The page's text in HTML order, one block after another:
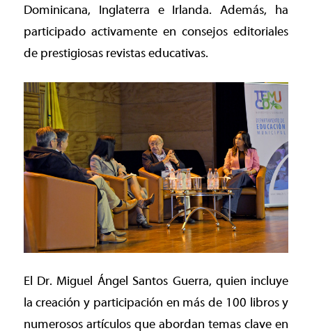
Dominicana, Inglaterra e Irlanda. Además, ha
participado activamente en consejos editoriales
de prestigiosas revistas educativas.
El Dr. Miguel Ángel Santos Guerra, quien incluye
la creación y participación en más de 100 libros y
numerosos artículos que abordan temas clave en